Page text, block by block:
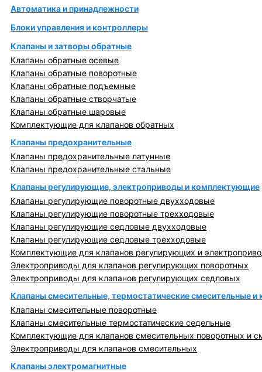
Автоматика и принадлежности
Блоки управления и контроллеры
Клапаны и затворы обратные
Клапаны обратные осевые
Клапаны обратные поворотные
Клапаны обратные подъемные
Клапаны обратные створчатые
Клапаны обратные шаровые
Комплектующие для клапанов обратных
Клапаны предохранительные
Клапаны предохранительные латунные
Клапаны предохранительные стальные
Клапаны регулирующие, электроприводы и комплектующие
Клапаны регулирующие поворотные двухходовые
Клапаны регулирующие поворотные трехходовые
Клапаны регулирующие седловые двухходовые
Клапаны регулирующие седловые трехходовые
Комплектующие для клапанов регулирующих и
Электроприводы для клапанов регулирующих поворотных
Электроприводы для клапанов регулирующих седловых
Клапаны смесительные, термостатические смесительные
Клапаны смесительные поворотные
Клапаны смесительные термостатические седельные
Комплектующие для клапанов смесительных поворотных и
Электроприводы для клапанов смесительных
Клапаны электромагнитные